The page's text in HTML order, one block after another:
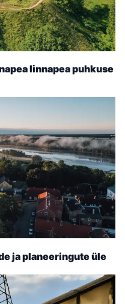
linnapea puhkuse
ja planeeringute üle